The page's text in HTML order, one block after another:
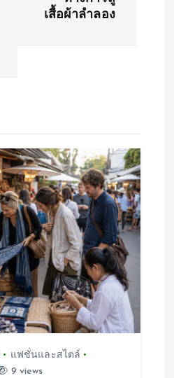
เสื้อผ้าลำลอง
แฟชั่นและสไตล์
9 views